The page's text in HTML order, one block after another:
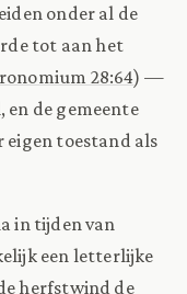
onder al de
tot aan het
28:64) —
de gemeente
eigen toestand als
in tijden van
een letterlijke
herfstwind de